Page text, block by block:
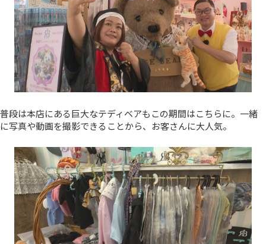
普段は本店にある巨大なテディベアもこの期間はこちらに。一緒
に写真や動画を撮影できることから、お客さんに大人気。